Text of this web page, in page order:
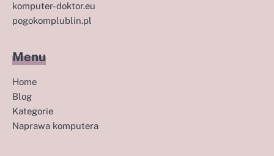
komputer-doktor.eu
pogokomplublin.pl
Menu
Home
Blog
Kategorie
Naprawa komputera